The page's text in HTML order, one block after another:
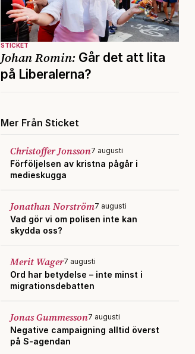
STICKET
Johan Romin: Går det att lita
på Liberalerna?
Mer Från Sticket
Christoffer Jonsson7 augusti
Förföljelsen av kristna pågår i
medieskugga
Jonathan Norström7 augusti
Vad gör vi om polisen inte kan
skydda oss?
Merit Wager7 augusti
Ord har betydelse – inte minst i
migrationsdebatten
Jonas Gummesson7 augusti
Negative campaigning alltid överst
på S-agendan